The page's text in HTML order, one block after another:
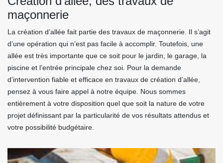
maçonnerie
La création d’allée fait partie des travaux de maçonnerie. Il s’agit
d’une opération qui n’est pas facile à accomplir. Toutefois, une
allée est très importante que ce soit pour le jardin, le garage, la
piscine et l’entrée principale chez soi. Pour la demande
d’intervention fiable et efficace en travaux de création d’allée,
pensez à vous faire appel à notre équipe. Nous sommes
entièrement à votre disposition quel que soit la nature de votre
projet définissant par la particularité de vos résultats attendus et
votre possibilité budgétaire.